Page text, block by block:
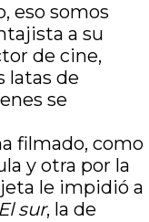
eso somos
a su
de cine,
latas de
se
filmado, como
y otra por la
le impidió a
El sur, la de